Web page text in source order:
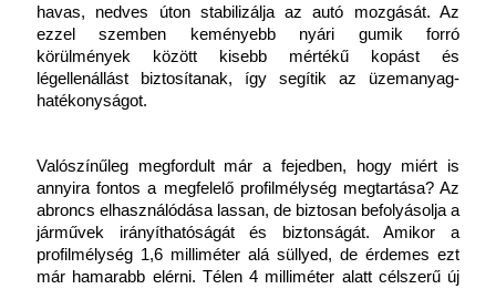
havas, nedves úton stabilizálja az autó mozgását. Az
ezzel szemben keményebb nyári gumik forró
körülmények között kisebb mértékű kopást és
légellenállást biztosítanak, így segítik az üzemanyag-
hatékonyságot.
Valószínűleg megfordult már a fejedben, hogy miért is
annyira fontos a megfelelő profilmélység megtartása? Az
abroncs elhasználódása lassan, de biztosan befolyásolja a
járművek irányíthatóságát és biztonságát.
Amikor a
profilmélység 1,6 milliméter alá süllyed, de érdemes ezt
már hamarabb elérni. Télen 4 milliméter alatt célszerű új